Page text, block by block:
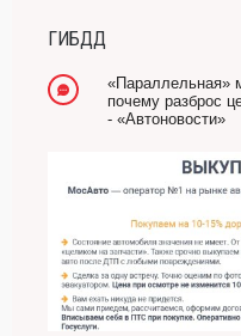
-- Лучшее, что можно сделать с
Он никогда не бывает
ГИБДД
«Параллельная»
почему разброс
- «Автоновости»